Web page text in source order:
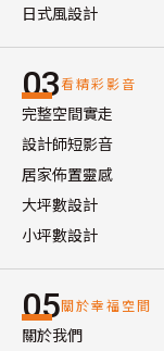
日式風設計
03看精彩影音
完整空間實走
設計師短影音
居家佈置靈感
大坪數設計
小坪數設計
05關於幸福空間
關於我們